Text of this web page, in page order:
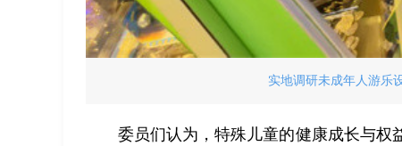
实地调研未成年人游乐
委员们认为，特殊儿童的健康成长与权